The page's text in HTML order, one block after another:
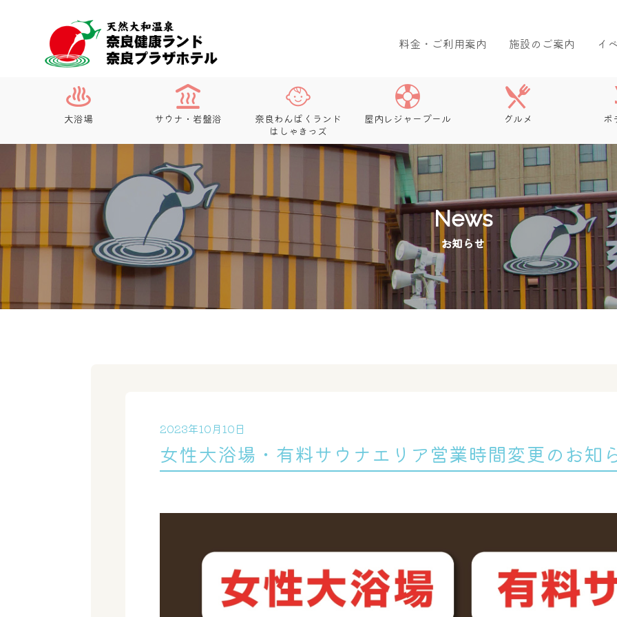
料金・ご利用案内 施設のご案内 イ
大浴場 サウナ・岩盤浴
奈良わんぱくランド
はしゃきっズ
屋内レジャープール グルメ ボ
News
お知らせ
2023年10月10日
女性大浴場・有料サウナエリア営業時間変更のお知